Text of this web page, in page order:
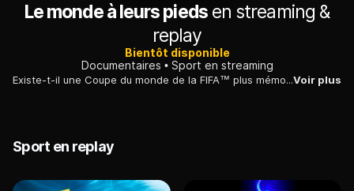
Le monde à leurs piedsen streaming &
replay
Bientôt disponible
Documentaires
Sport en streaming
Existe-t-il une Coupe du monde de la FIFA™ plus mémorable que celle du Mexique 1970, et une équipe plus admirée que le « grand » Brésil ? Découvrez pourquoi ce tournoi ensoleillé, et cette équipe brésilienne, se sont taillés une place à part dans l'histoire, à travers les yeux d'un jeune garçon passionné. Et redécouvrez en couleur les exploits de Pelé, Gerd Müller, Gigi Riva et bien d'autres.Voir plus
Sport en replay